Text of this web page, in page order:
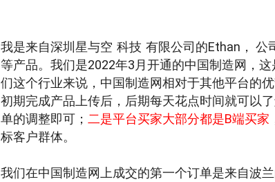
我是来自深圳星与空 科技 有限公司的Ethan， 公
等产品。我们是2022年3月开通的中国制造网，
们这个行业来说，中国制造网相对于其他平台的优
初期完成产品上传后，后期每天花点时间就可以
单的调整即可； 二是平台买家大部分都是B端买家
标客户群体。
我们在中国制造网上成交的第一个订单是来自波